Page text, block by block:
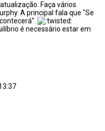
Faça vários
A principal fala que "Se
é necessário estar em